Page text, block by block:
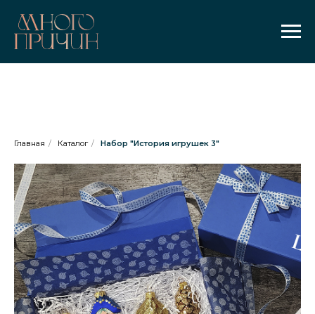
Главная / Каталог / Набор "История игрушек 3"